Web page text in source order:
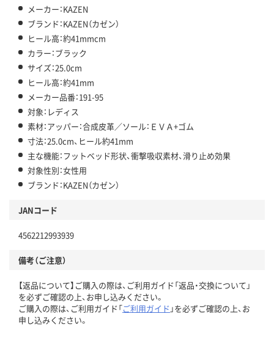
メーカー：KAZEN
ブランド：KAZEN（カゼン）
ヒール高：約41mmcm
カラー：ブラック
サイズ：25.0cm
ヒール高：約41mm
メーカー品番：191-95
対象：レディス
素材：アッパー：合成皮革／ソール：ＥＶＡ+ゴム
寸法：25.0cm、ヒール約41mm
主な機能：フットベッド形状、衝撃吸収素材、滑り止め効果
対象性別：女性用
ブランド：KAZEN（カゼン）
JANコード
4562212993939
備考（ご注意）
【返品について】ご購入の際は、ご利用ガイド「返品・交換について」
を必ずご確認の上、お申し込みください。
ご購入の際は、ご利用ガイド「ご利用ガイド 」を必ずご確認の上、お
申し込みください。